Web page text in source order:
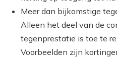
Meer dan bijkomstige
Alleen het deel van de
tegenprestatie is toe te
Voorbeelden zijn